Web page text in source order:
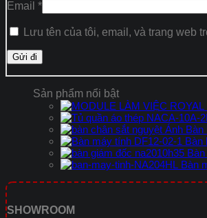
Email *
Lưu tên của tôi, email, và trang web
Sản phẩm nổi bật
Bàn
Bàn
Bàn
SHOWROOM